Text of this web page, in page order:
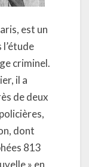
est un
criminel.
il a
de deux
dont
813
» en